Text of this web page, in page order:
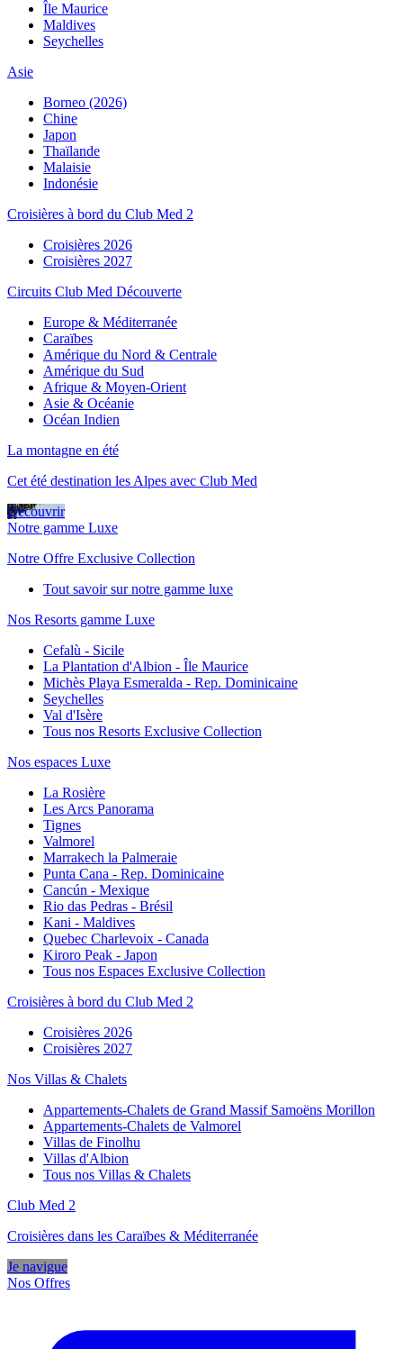
Île Maurice
Maldives
Seychelles
Asie
Borneo (2026)
Chine
Japon
Thaïlande
Malaisie
Indonésie
Croisières à bord du Club Med 2
Croisières 2026
Croisières 2027
Circuits Club Med Découverte
Europe & Méditerranée
Caraïbes
Amérique du Nord & Centrale
Amérique du Sud
Afrique & Moyen-Orient
Asie & Océanie
Océan Indien
La montagne en été
Cet été destination les Alpes avec Club Med
Découvrir
Notre gamme Luxe
Notre Offre Exclusive Collection
Tout savoir sur notre gamme luxe
Nos Resorts gamme Luxe
Cefalù - Sicile
La Plantation d'Albion - Île Maurice
Michès Playa Esmeralda - Rep. Dominicaine
Seychelles
Val d'Isère
Tous nos Resorts Exclusive Collection
Nos espaces Luxe
La Rosière
Les Arcs Panorama
Tignes
Valmorel
Marrakech la Palmeraie
Punta Cana - Rep. Dominicaine
Cancún - Mexique
Rio das Pedras - Brésil
Kani - Maldives
Quebec Charlevoix - Canada
Kiroro Peak - Japon
Tous nos Espaces Exclusive Collection
Croisières à bord du Club Med 2
Croisières 2026
Croisières 2027
Nos Villas & Chalets
Appartements-Chalets de Grand Massif Samoëns Morillon
Appartements-Chalets de Valmorel
Villas de Finolhu
Villas d'Albion
Tous nos Villas & Chalets
Club Med 2
Croisières dans les Caraïbes & Méditerranée
Je navigue
Nos Offres